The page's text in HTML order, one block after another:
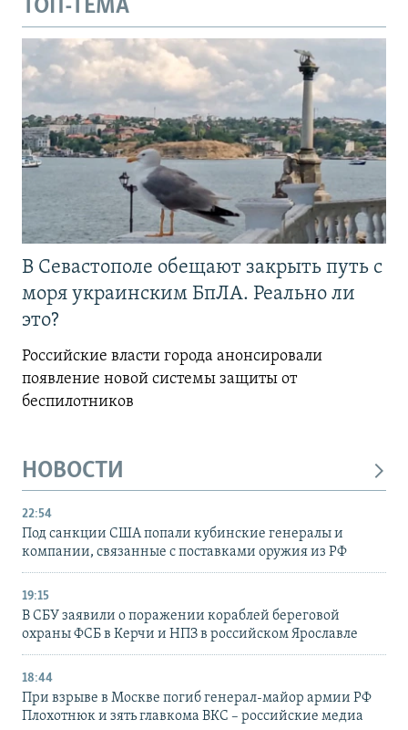
ТОП-ТЕМА
В Севастополе обещают закрыть путь с
моря украинским БпЛА. Реально ли
это?
Российские власти города анонсировали
появление новой системы защиты от
беспилотников
НОВОСТИ
22:54
Под санкции США попали кубинские генералы и
компании, связанные с поставками оружия из РФ
19:15
В СБУ заявили о поражении кораблей береговой
охраны ФСБ в Керчи и НПЗ в российском Ярославле
18:44
При взрыве в Москве погиб генерал-майор армии РФ
Плохотнюк и зять главкома ВКС – российские медиа